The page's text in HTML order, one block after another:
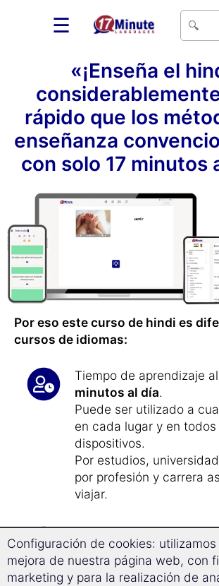
☰
«¡Enseña el
rápido que los
enseñanza
con solo 17 minutos
Por eso este curso de hindi es
cursos de idiomas:
Tiempo de aprendizaje
minutos al día.
Puede ser utilizado a
en cada lugar y en todos
dispositivos.
Por estudios,
por profesión y carrera
viajar.
aprendizaje de Memoria
Plazo nunca olvidarás
Configuración de cookies:
mejora de nuestra página web, con
marketing y para la realización de